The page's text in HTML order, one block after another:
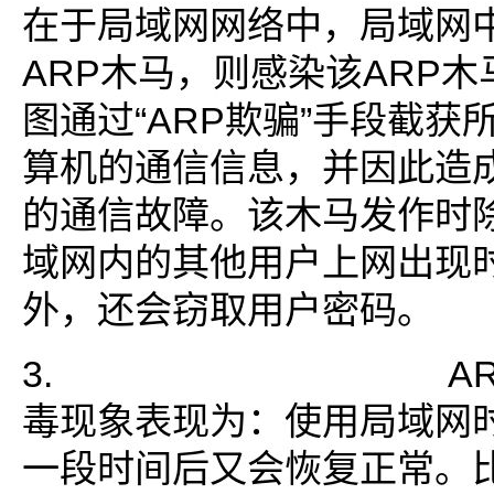
在于局域网网络中，局域网
ARP木马，则感染该ARP木
图通过“ARP欺骗”手段截获
算机的通信信息，并因此造
的通信故障。该木马发作时
域网内的其他用户上网出现
外，还会窃取用户密码。
3. ARP欺骗
毒现象表现为：使用局域网
一段时间后又会恢复正常。